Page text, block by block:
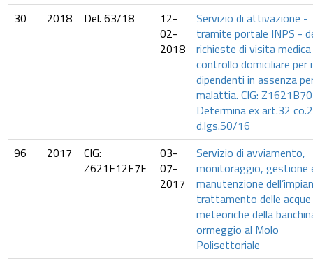
30
2018 Del. 63/18
12-
02-
2018
Servizio di attivazione -
tramite portale INPS -
richieste di visita
controllo domiciliare per i
dipendenti in assenza
malattia. CIG:
Determina ex art.32
d.lgs.50/16
96
2017
CIG:
Z621F12F7E
03-
07-
2017
Servizio di avviamento,
monitoraggio, gestione
manutenzione
trattamento delle acque
meteoriche della
ormeggio al Molo
Polisettoriale